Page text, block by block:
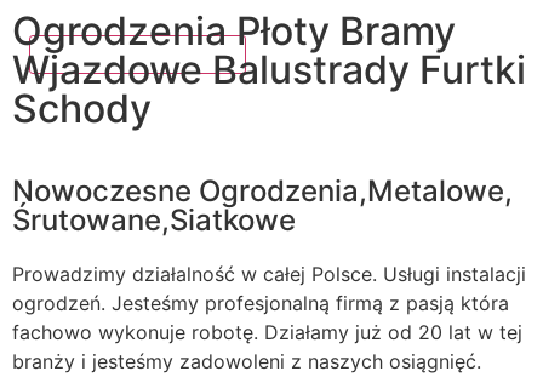
Ogrodzenia Płoty Bramy
Wjazdowe Balustrady Furtki
Schody
Nowoczesne Ogrodzenia,Metalowe,
Śrutowane,Siatkowe
Prowadzimy działalność w całej Polsce. Usługi instalacji
ogrodzeń. Jesteśmy profesjonalną firmą z pasją która
fachowo wykonuje robotę. Działamy już od 20 lat w tej
branży i jesteśmy zadowoleni z naszych osiągnięć.